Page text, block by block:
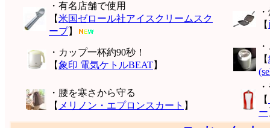
・有名店舗で使用
【米国ゼロール社アイスクリームスク
ープ】
【
・カップ一杯約90秒！
【象印 電気ケトルBEAT】
【
・腰を寒さから守る
【 メリノン・エプロンスカート 】
【
ー